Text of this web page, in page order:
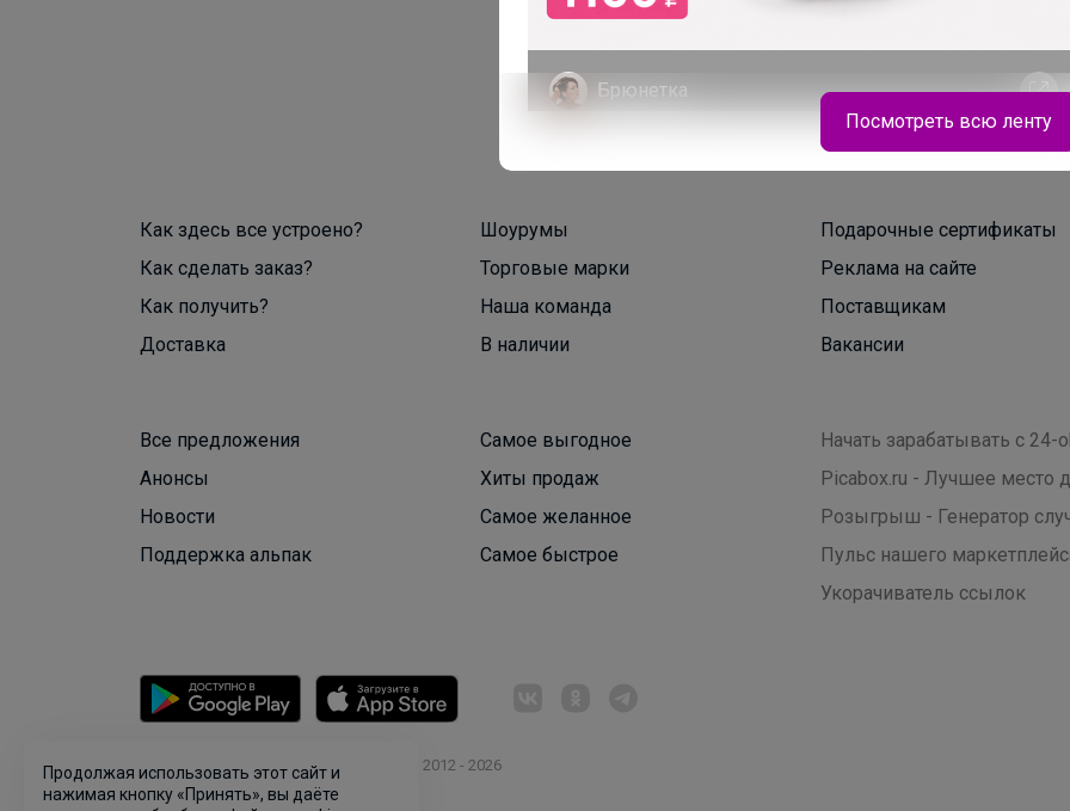
Как здесь все устроено?
Как сделать заказ?
Как получить?
Доставка
Шоурумы
Торговые марки
Наша команда
В наличии
Подарочные сертификаты
Реклама на сайте
Поставщикам
Вакансии
Все предложения
Анонсы
Новости
Поддержка альпак
Самое выгодное
Хиты продаж
Самое желанное
Самое быстрое
Начать зарабатывать с 24-
Picabox.ru - Лучшее место
Розыгрыш - Генератор
Пульс нашего
Укорачиватель ссылок
© ООО "Лявита", ОГРН 1122468054070, 2012 - 2026
Политика конфиденциальности
Брюнетка
Колготки отличного качества уже в наличии —
Посмотреть всю ленту
Продолжая использовать этот сайт и
нажимая кнопку «Принять», вы даёте